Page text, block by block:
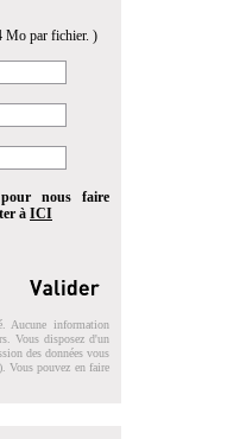
Mo par fichier. )
nous faire
à ICI
Aucune information
Vous disposez d'un
des données vous
Vous pouvez en faire